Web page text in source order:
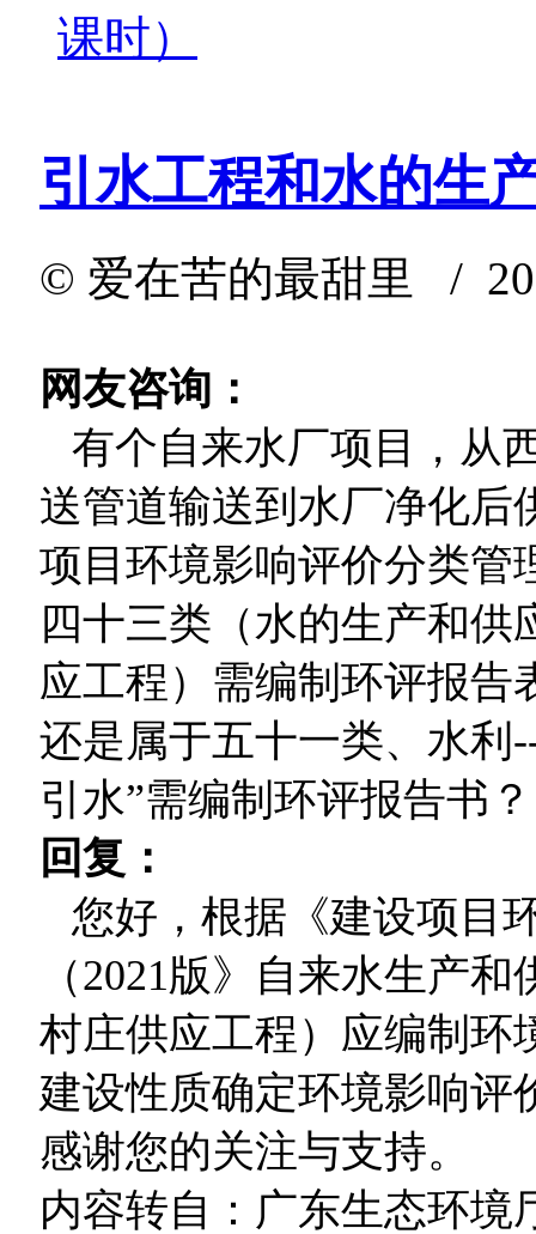
课时）
引水工程和水的生
© 爱在苦的最甜里 /
网友咨询：
有个自来水厂项目，从
送管道输送到水厂净化后
项目环境影响评价分类管
四十三类（水的生产和供
应工程）需编制环评报告
还是属于五十一类、水利
引水”需编制环评报告书？
回复：
您好，根据《建设项目
（2021版》自来水生产
村庄供应工程）应编制环
建设性质确定环境影响评
感谢您的关注与支持。
内容转自：广东生态环境